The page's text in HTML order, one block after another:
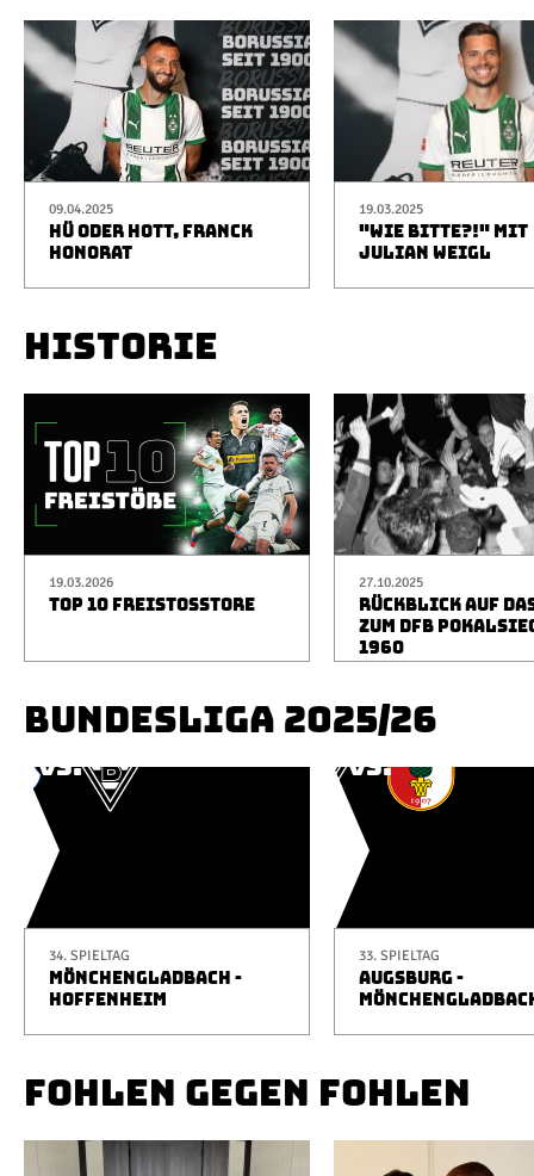
09.04.2025
HÜ ODER HOTT, FRANCK
HONORAT
19.03.2025
"WIE BITTE?!" MIT
JULIAN WEIGL
HISTORIE
19.03.2026
TOP 10 FREISTOSSTORE
27.10.2025
RÜCKBLICK AUF
ZUM DFB
1960
BUNDESLIGA 2025/26
34. SPIELTAG
MÖNCHENGLADBACH -
HOFFENHEIM
33. SPIELTAG
AUGSBURG -
FOHLEN GEGEN FOHLEN